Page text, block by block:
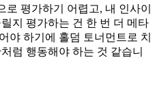
평가하기 어렵고, 내 인사이
지 평가하는 건 한 번 더 메타
야 하기에 홀덤 토너먼트로 치
럼 행동해야 하는 것 같습니